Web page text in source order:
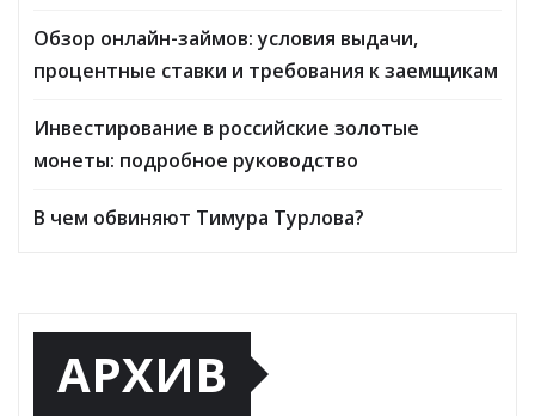
Обзор онлайн-займов: условия выдачи,
процентные ставки и требования к заемщикам
Инвестирование в российские золотые
монеты: подробное руководство
В чем обвиняют Тимура Турлова?
АРХИВ